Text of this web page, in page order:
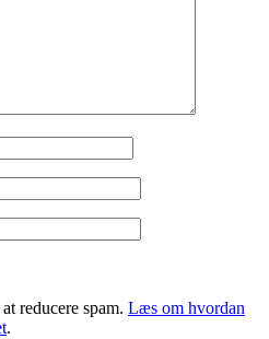
reducere spam. Læs om hvordan
.